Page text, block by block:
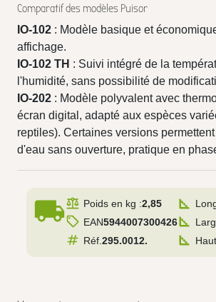
Comparatif des modèles Puisor
IO-102 : Modèle basique et
affichage.
IO-102 TH : Suivi intégré de la
l'humidité, sans possibilité de
IO-202 : Modèle polyvalent avec
écran digital, adapté aux espèces
reptiles). Certaines versions
d'eau sans ouverture, pratique en
local_shipping Poids en kg :2,85
EAN5944007300426
Réf. 295.0012.